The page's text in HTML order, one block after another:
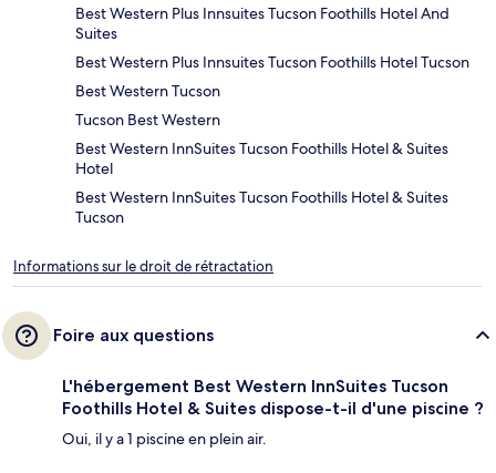
Best Western Plus Innsuites Tucson Foothills Hotel And
Suites
Best Western Plus Innsuites Tucson Foothills Hotel Tucson
Best Western Tucson
Tucson Best Western
Best Western InnSuites Tucson Foothills Hotel & Suites
Hotel
Best Western InnSuites Tucson Foothills Hotel & Suites
Tucson
Informations sur le droit de rétractation
Foire aux questions
L'hébergement Best Western InnSuites Tucson
Foothills Hotel & Suites dispose-t-il d'une piscine ?
Oui, il y a 1 piscine en plein air.